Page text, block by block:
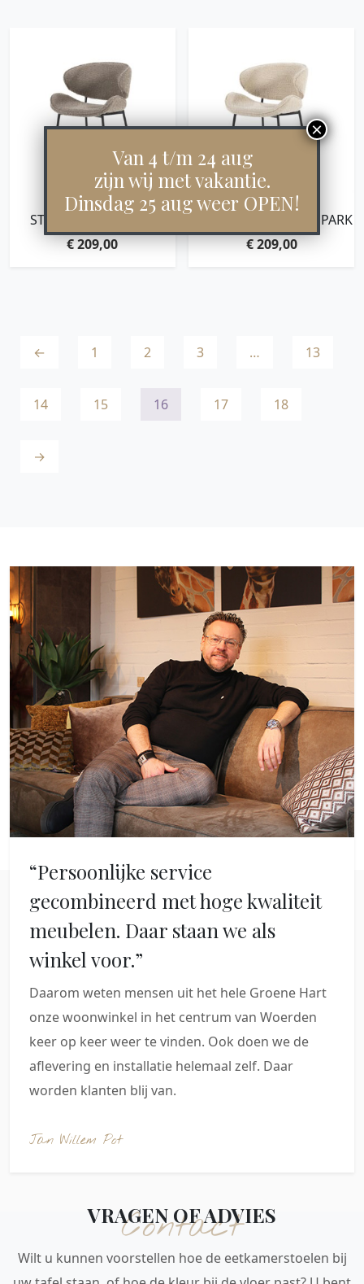
STOEL TESS – BRUIN
SPARK
€209,00
STOEL TESS – ZAND SPARK
€209,00
← 1 2 3 … 13
14 15 16 17 18
→
“Persoonlijke service
gecombineerd met hoge kwaliteit
meubelen. Daar staan we als
winkel voor.”
Daarom weten mensen uit het hele Groene Hart
onze woonwinkel in het centrum van Woerden
keer op keer weer te vinden. Ook doen we de
aflevering en installatie helemaal zelf. Daar
worden klanten blij van.
Jan Willem Pot
Contact
VRAGEN OF ADVIES
Wilt u kunnen voorstellen hoe de eetkamerstoelen bij
Van 4 t/m 24 aug
zijn wij met vakantie.
Dinsdag 25 aug weer OPEN!